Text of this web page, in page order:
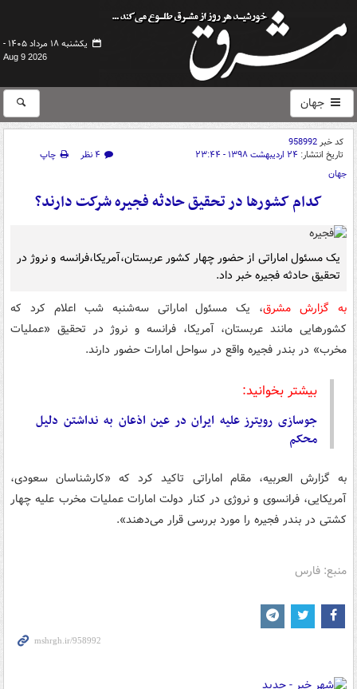
یکشنبه ۱۸ مرداد ۱۴۰۵ -
Aug 9 2026
جهان
کد خبر958992
تاریخ انتشار: ۲۴ اردیبهشت ۱۳۹۸ - ۲۳:۴۴ ۴ نظر
چاپ
جهان
کدام کشورها در تحقیق حادثه فجیره شرکت دارند؟
یک مسئول اماراتی از حضور چهار کشور عربستان،‌آمریکا،فرانسه و نروژ در
تحقیق حادثه فجیره خبر داد.
به گزارش مشرق، یک مسئول اماراتی سه‌شنبه شب اعلام کرد که
کشورهایی مانند عربستان، آمریکا، فرانسه و نروژ در تحقیق «عملیات
مخرب» در بندر فجیره واقع در سواحل امارات حضور دارند.
بیشتر بخوانید:
جوسازی رویترز علیه ایران در عین اذعان به نداشتن دلیل
محکم
به گزارش العربیه، مقام اماراتی تاکید کرد که «کارشناسان سعودی،
آمریکایی، فرانسوی و نروژی در کنار دولت امارات عملیات مخرب علیه چهار
کشتی در بندر فجیره را مورد بررسی قرار می‌دهند».
منبع: فارس